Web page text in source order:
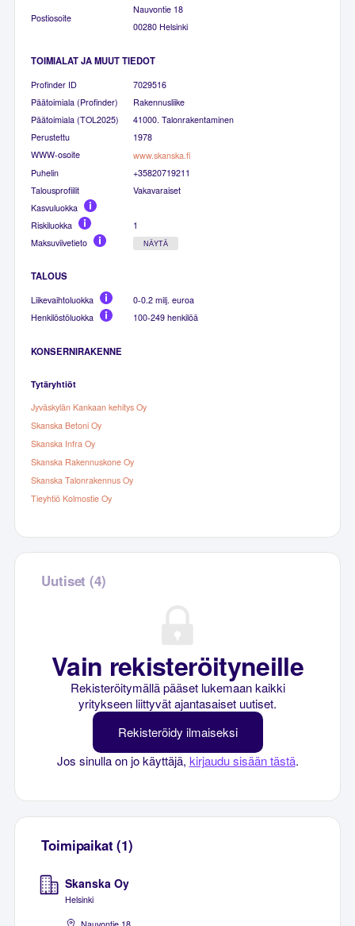
Postiosoite
Nauvontie 18
00280 Helsinki
TOIMIALAT JA MUUT TIEDOT
Profinder ID
7029516
Päätoimiala (Profinder)
Rakennusliike
Päätoimiala (TOL2025)
41000. Talonrakentaminen
Perustettu
1978
WWW-osoite
www.skanska.fi
Puhelin
+35820719211
Talousprofiilit
Vakavaraiset
Kasvuluokka
Riskiluokka
1
Maksuviivetieto
NÄYTÄ
TALOUS
Liikevaihtoluokka
0-0.2 milj. euroa
Henkilöstöluokka
100-249 henkilöä
KONSERNIRAKENNE
Tytäryhtiöt
Jyväskylän Kankaan kehitys Oy
Skanska Betoni Oy
Skanska Infra Oy
Skanska Rakennuskone Oy
Skanska Talonrakennus Oy
Tieyhtiö Kolmostie Oy
Uutiset (4)
Vain rekisteröityneille
Rekisteröitymällä pääset lukemaan kaikki
yritykseen liittyvät ajantasaiset uutiset.
Rekisteröidy ilmaiseksi
Jos sinulla on jo käyttäjä, kirjaudu sisään tästä.
Toimipaikat (1)
Skanska Oy
Helsinki